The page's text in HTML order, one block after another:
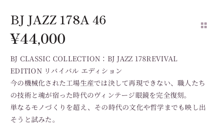
BJ JAZZ 178A 46
¥44,000
BJ CLASSIC COLLECTION：BJ JAZZ 178REVIVAL
EDITION リバイバル エディション
今の機械化された工場生産では決して再現できない、職人たち
の技術と魂が宿った時代のヴィンテージ眼鏡を完全復刻。
単なるモノづくりを超え、その時代の文化や哲学までも映し出
そうと試みた。